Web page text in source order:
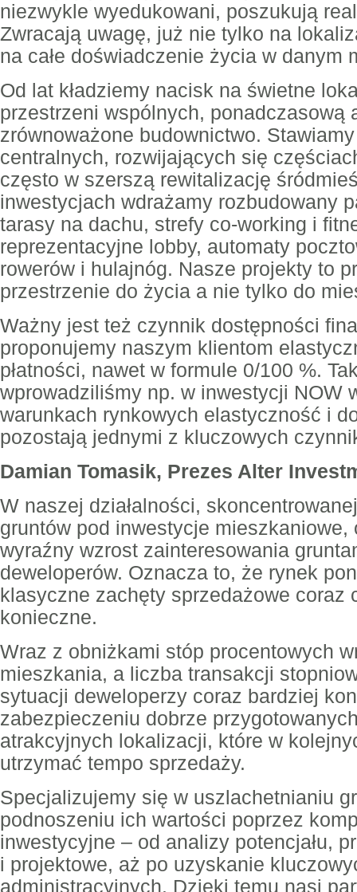
niezwykle wyedukowani, poszukują
Zwracają uwagę, już nie tylko na
na całe doświadczenie życia w danym
Od lat kładziemy nacisk na świetne
przestrzeni wspólnych, ponadczasową
zrównoważone budownictwo.
centralnych, rozwijających się
często w szerszą rewitalizację
inwestycjach wdrażamy rozbudowany
tarasy na dachu, strefy co-working i
reprezentacyjne lobby, automaty
rowerów i hulajnóg. Nasze projekty to
przestrzenie do życia a nie tylko do
Ważny jest też czynnik dostępności
proponujemy naszym klientom
płatności, nawet w formule 0/100 %.
wprowadziliśmy np. w inwestycji NOW
warunkach rynkowych elastyczność i
pozostają jednymi z kluczowych
Damian Tomasik, Prezes Alter
W naszej działalności,
gruntów pod inwestycje mieszkaniowe,
wyraźny wzrost zainteresowania
deweloperów. Oznacza to, że rynek
klasyczne zachęty sprzedażowe coraz
konieczne.
Wraz z obniżkami stóp procentowych
mieszkania, a liczba transakcji
sytuacji deweloperzy coraz bardziej
zabezpieczeniu dobrze
atrakcyjnych lokalizacji, które w
utrzymać tempo sprzedaży.
Specjalizujemy się w uszlachetnianiu
podnoszeniu ich wartości poprzez
inwestycyjne – od analizy potencjału,
i projektowe, aż po uzyskanie
administracyjnych. Dzięki temu nasi